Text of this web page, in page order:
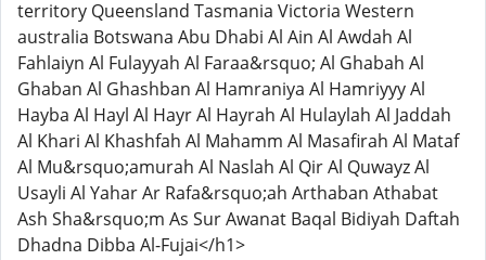
territory Queensland Tasmania Victoria Western
australia Botswana Abu Dhabi Al Ain Al Awdah Al
Fahlaiyn Al Fulayyah Al Faraa&rsquo; Al Ghabah Al
Ghaban Al Ghashban Al Hamraniya Al Hamriyyy Al
Hayba Al Hayl Al Hayr Al Hayrah Al Hulaylah Al Jaddah
Al Khari Al Khashfah Al Mahamm Al Masafirah Al Mataf
Al Mu&rsquo;amurah Al Naslah Al Qir Al Quwayz Al
Usayli Al Yahar Ar Rafa&rsquo;ah Arthaban Athabat
Ash Sha&rsquo;m As Sur Awanat Baqal Bidiyah Daftah
Dhadna Dibba Al-Fujai</h1>